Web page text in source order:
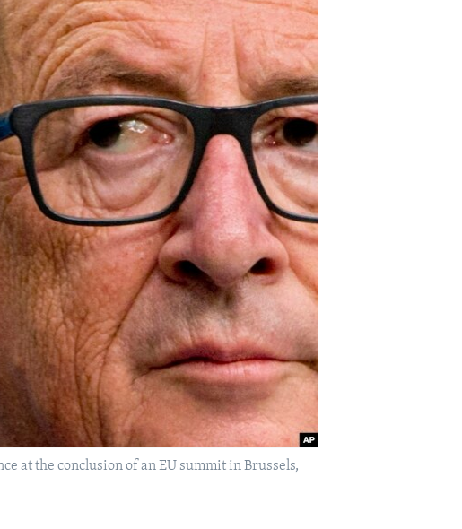
at the conclusion of an EU summit in Brussels,